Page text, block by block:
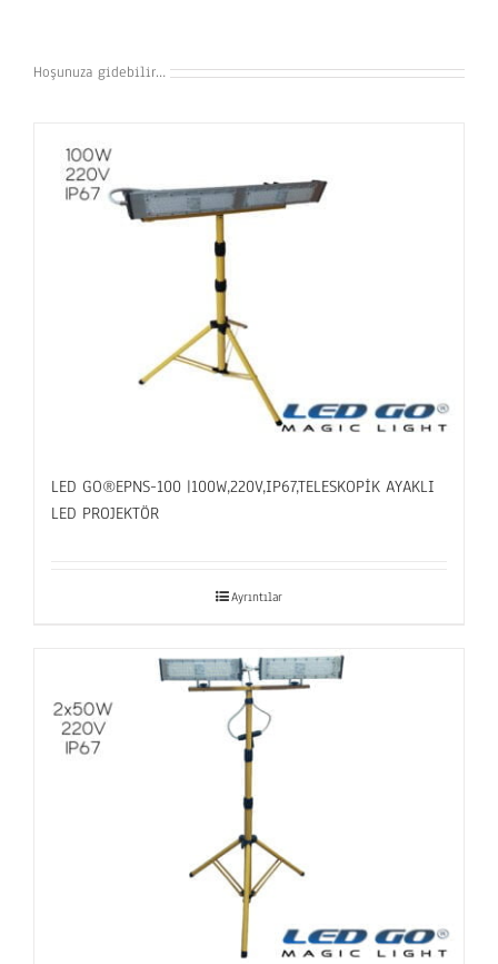
Hoşunuza gidebilir…
LED GO®EPNS-100 |100W,220V,IP67,TELESKOPİK AYAKLI
LED PROJEKTÖR
Ayrıntılar